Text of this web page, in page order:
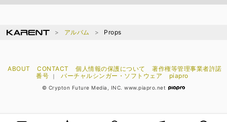
アルバム Props
ABOUT CONTACT 個人情報の保護について
著作権等管理事業者許諾
番号
｜ バーチャルシンガー・ソフトウェア piapro
© Crypton Future Media, INC. www.piapro.net